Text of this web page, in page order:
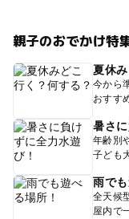
親子のおでかけ特
夏休
今から
おすす
暑さ
年齢別
子ども
雨でも
全天候
屋内で